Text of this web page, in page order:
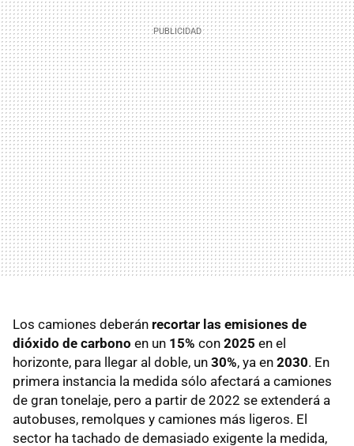
Los camiones deberán recortar las emisiones de
dióxido de carbono en un 15% con 2025 en el
horizonte, para llegar al doble, un 30%, ya en 2030. En
primera instancia la medida sólo afectará a camiones
de gran tonelaje, pero a partir de 2022 se extenderá a
autobuses, remolques y camiones más ligeros. El
sector ha tachado de demasiado exigente la medida,